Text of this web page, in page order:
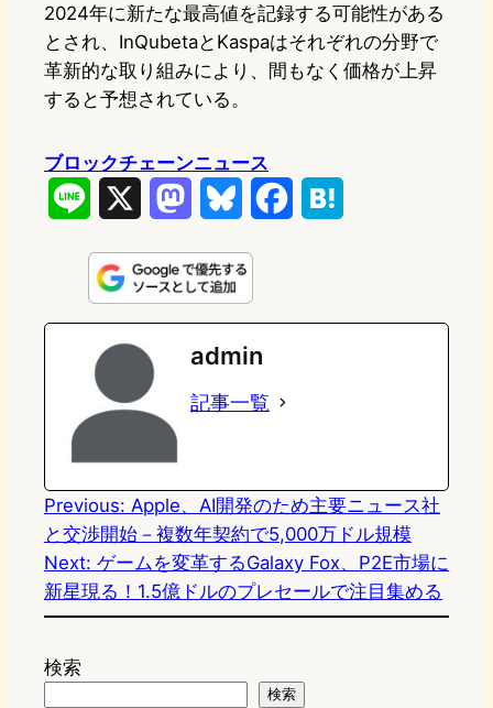
2024年に新たな最高値を記録する可能性がある
とされ、InQubetaとKaspaはそれぞれの分野で
革新的な取り組みにより、間もなく価格が上昇
すると予想されている。
ブロックチェーンニュース
n
e
s
t
o
d
n
u
e
s
k
e
k
e
admin
記事一覧
Previous: Apple、AI開発のため主要ニュース社
と交渉開始－複数年契約で5,000万ドル規模
Next: ゲームを変革するGalaxy Fox、P2E市場に
新星現る！1.5億ドルのプレセールで注目集める
検索
検索